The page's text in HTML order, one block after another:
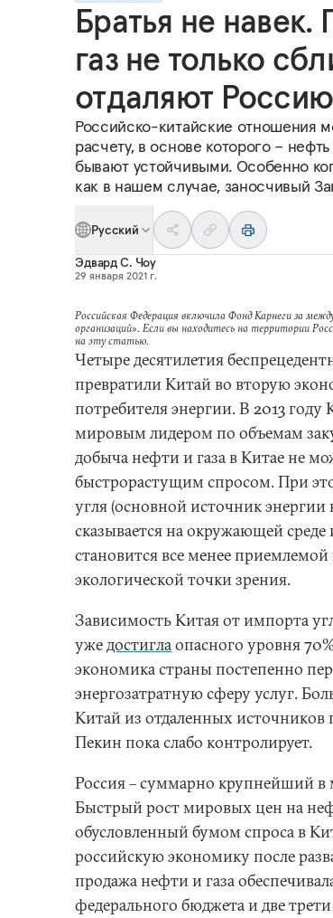
Братья не
газ не только
отдаляют
Российско-китайские отношения
расчету, в основе которого –
бывают устойчивыми. Особенно
как в нашем случае, заносчивый
Русский
Эдвард C. Чоу
29 января 2021 г.
Российская Федерация включила Фонд Карнеги за
организаций». Если вы находитесь на территории
на эту статью.
Четыре десятилетия
превратили Китай во вторую
потребителя энергии. В 2013 году
мировым лидером по объемам
добыча нефти и газа в Китае не
быстрорастущим спросом. При
угля (основной источник энергии
сказывается на окружающей среде
становится все менее
экологической точки зрения.
Зависимость Китая от импорта
ужедостиглаопасного уровня
экономика страны постепенно
энергозатратную сферу услуг.
Китай из отдаленных
Пекин пока слабо контролирует.
Россия – суммарно крупнейший в
Быстрый рост мировых цен на
обусловленный бумом спроса в
российскую экономику после
продажа нефти и газа
федерального бюджета и две